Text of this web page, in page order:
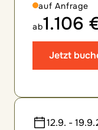
auf Anfrage
ab1.106
Jetzt
12.9. -